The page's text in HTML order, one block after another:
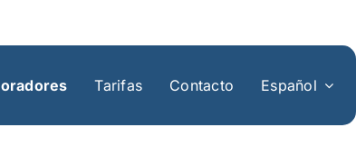
Tarifas Contacto Español